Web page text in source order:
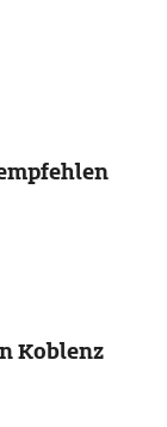
Koblenz